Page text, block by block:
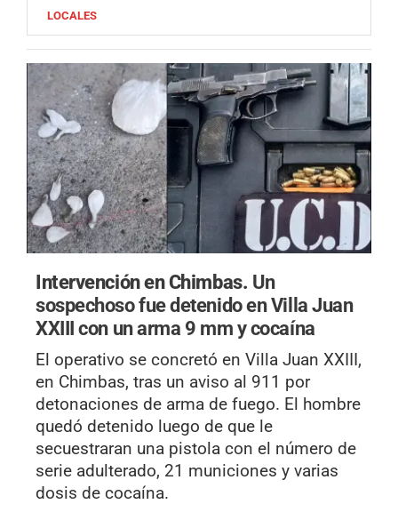
LOCALES
Intervención en Chimbas. Un
sospechoso fue detenido en Villa Juan
XXIII con un arma 9 mm y cocaína
El operativo se concretó en Villa Juan XXIII,
en Chimbas, tras un aviso al 911 por
detonaciones de arma de fuego. El hombre
quedó detenido luego de que le
secuestraran una pistola con el número de
serie adulterado, 21 municiones y varias
dosis de cocaína.